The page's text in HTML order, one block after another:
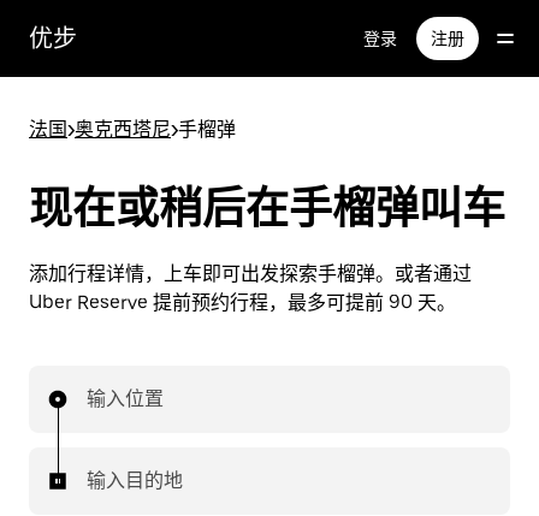
优步 登录 注册
法国>奥克西塔尼>手榴弹
现在或稍后在手榴弹叫车
添加行程详情，上车即可出发探索手榴弹。或者通过
Uber Reserve 提前预约行程，最多可提前 90 天。
输入位置
输入目的地